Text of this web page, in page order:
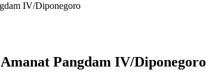
IV/Diponegoro
Pangdam IV/Diponegoro